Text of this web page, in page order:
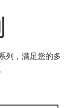
列，满足您的多